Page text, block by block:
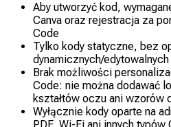
Aby utworzyć kod,
Canva oraz rejestracja za
Code
Tylko kody statyczne, bez
dynamicznych/edytowalnych
Brak możliwości
Code: nie można dodawać
kształtów oczu ani wzorów
Wyłącznie kody oparte na